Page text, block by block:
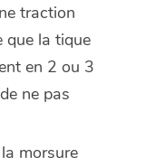
traction
que la tique
en 2 ou 3
ne pas
morsure